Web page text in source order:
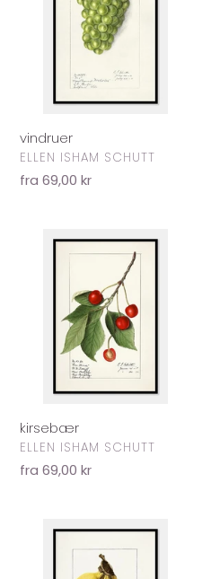
vindruer
FORHANDLER
ELLEN ISHAM SCHUTT
Normalpris
fra 69,00 kr
kirsebær
kirsebær
FORHANDLER
ELLEN ISHAM SCHUTT
Normalpris
fra 69,00 kr
bananer